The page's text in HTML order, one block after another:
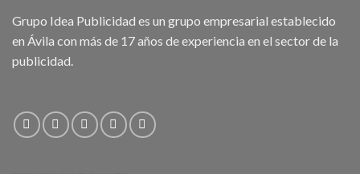
Grupo Idea Publicidad es un grupo empresarial establecido
en Ávila con más de 17 años de experiencia en el sector de la
publicidad.